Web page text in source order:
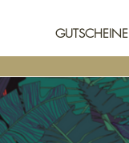
GUTSCHEINE